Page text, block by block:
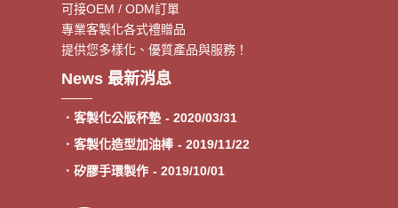
可接OEM / ODM訂單
專業客製化各式禮贈品
提供您多樣化、優質產品與服務！
News 最新消息
費》
．客製化公版杯墊 - 2020/03/31
．客製化造型加油棒 - 2019/11/22
．矽膠手環製作 - 2019/10/01